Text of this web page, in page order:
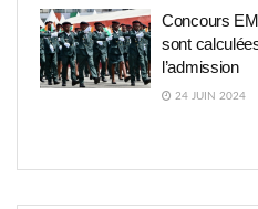
Concours
sont
l’admission
24 JUIN 2024